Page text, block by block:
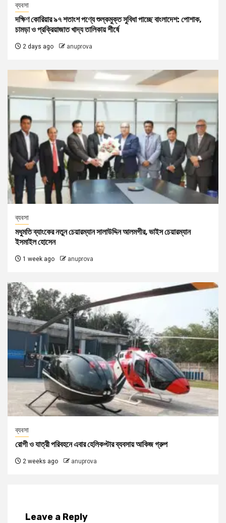
ব্যবসা
দক্ষিণ কোরিয়ার ৯৭ শতাংশ পণ্যে শুল্কমুক্ত সুবিধা পাচ্ছে বাংলাদেশ: পোশাক,
চামড়া ও প্রক্রিয়াজাত খাদ্য তালিকায় শীর্ষে
2 days ago anuprova
ব্যবসা
মধুমতি ব্যাংকের নতুন চেয়ারম্যান সালাউদ্দিন আলমগীর, ভাইস চেয়ারম্যান
ইসমাইল হোসেন
1 week ago anuprova
ব্যবসা
রোগী ও যাত্রী পরিবহনে এবার হেলিকপ্টার ব্যবসায় আকিজ গ্রুপ
2 weeks ago anuprova
Leave a Reply